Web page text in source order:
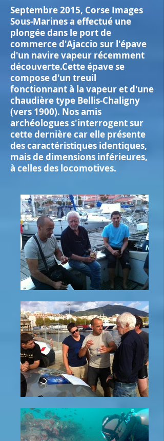
Septembre 2015, Corse Images
Sous-Marines a effectué une
plongée dans le port de
commerce d'Ajaccio sur l'épave
d'un navire vapeur récemment
découverte.Cette épave se
compose d'un treuil
fonctionnant à la vapeur et d'une
chaudière type Bellis-Chaligny
(vers 1900). Nos amis
archéologues s'interrogent sur
cette dernière car elle présente
des caractéristiques identiques,
mais de dimensions inférieures,
à celles des locomotives.